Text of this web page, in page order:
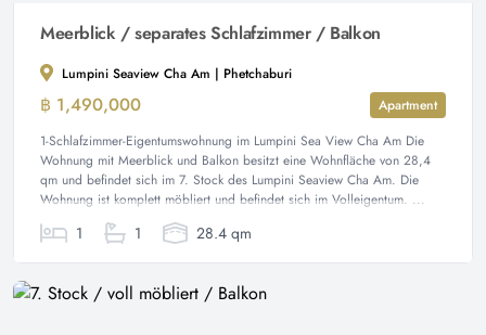
Meerblick / separates Schlafzimmer / Balkon
Lumpini Seaview Cha Am | Phetchaburi
฿ 1,490,000
Apartment
1-Schlafzimmer-Eigentumswohnung im Lumpini Sea View Cha Am Die
Wohnung mit Meerblick und Balkon besitzt eine Wohnfläche von 28,4
qm und befindet sich im 7. Stock des Lumpini Seaview Cha Am. Die
Wohnung ist komplett möbliert und befindet sich im Volleigentum. ...
1 1 28.4 qm